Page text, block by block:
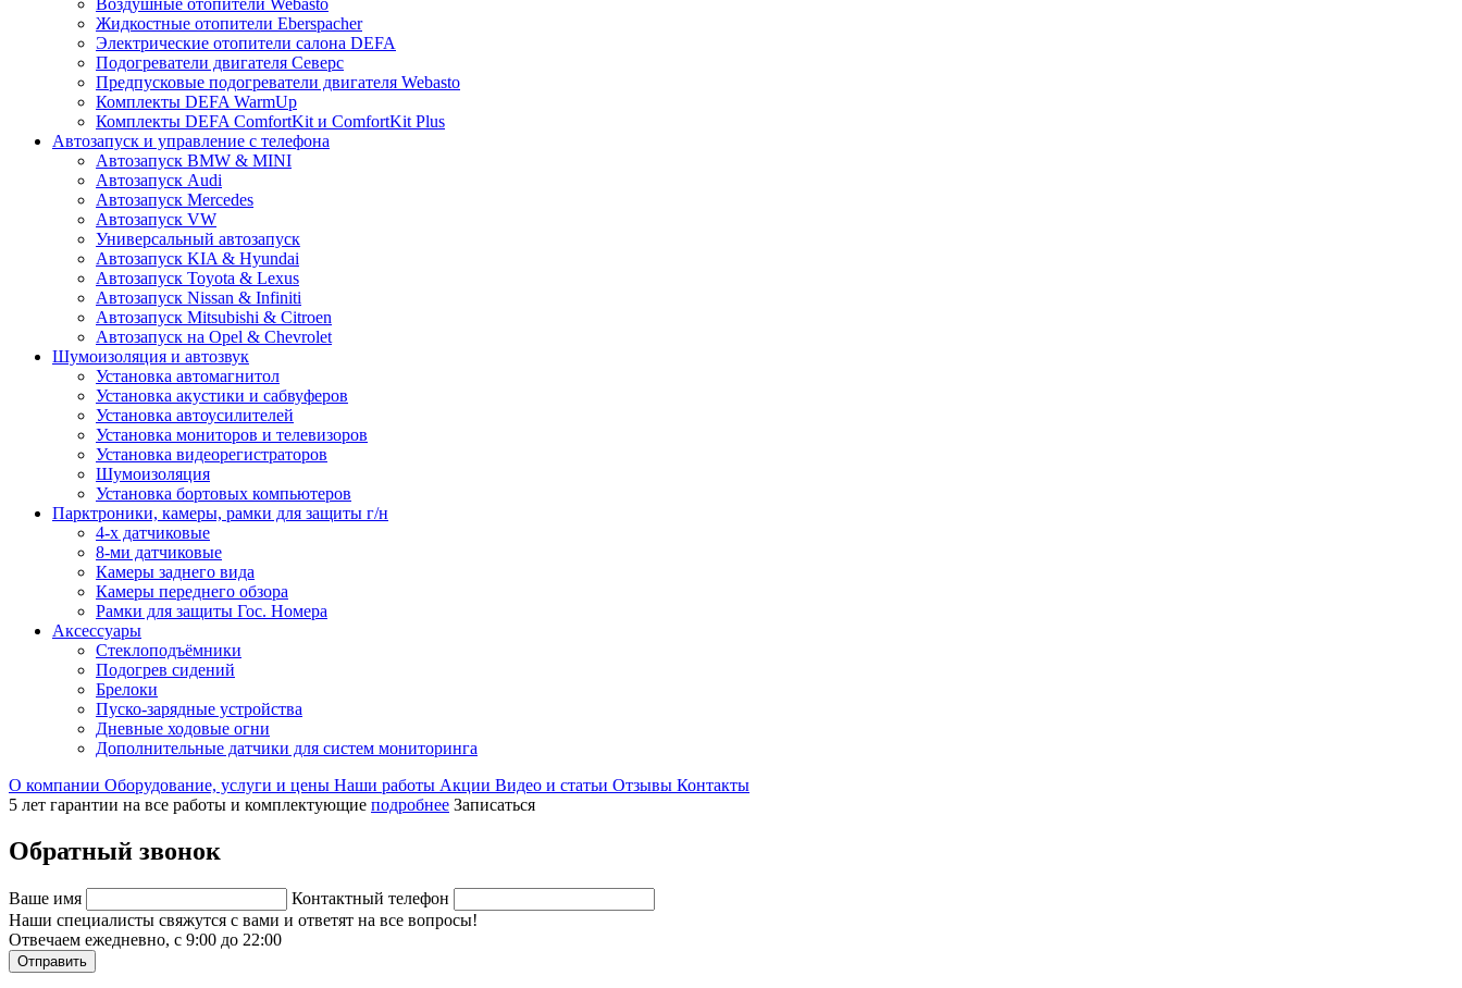
Воздушные отопители Webasto
Жидкостные отопители Eberspacher
Электрические отопители салона DEFA
Подогреватели двигателя Северс
Предпусковые подогреватели двигателя Webasto
Комплекты DEFA WarmUp
Комплекты DEFA ComfortKit и ComfortKit Plus
Автозапуск и управление с телефона
Автозапуск BMW & MINI
Автозапуск Audi
Автозапуск Mercedes
Автозапуск VW
Универсальный автозапуск
Автозапуск KIA & Hyundai
Автозапуск Toyota & Lexus
Автозапуск Nissan & Infiniti
Автозапуск Mitsubishi & Citroen
Автозапуск на Opel & Chevrolet
Шумоизоляция и автозвук
Установка автомагнитол
Установка акустики и сабвуферов
Установка автоусилителей
Установка мониторов и телевизоров
Установка видеорегистраторов
Шумоизоляция
Установка бортовых компьютеров
Парктроники, камеры, рамки для защиты г/н
4-х датчиковые
8-ми датчиковые
Камеры заднего вида
Камеры переднего обзора
Рамки для защиты Гос. Номера
Аксессуары
Стеклоподъёмники
Подогрев сидений
Брелоки
Пуско-зарядные устройства
Дневные ходовые огни
Дополнительные датчики для систем мониторинга
О компании Оборудование, услуги и цены Наши работы Акции Видео и статьи Отзывы Контакты
5 лет гарантии на все работы и комплектующие подробнее Записаться
Обратный звонок
Ваше имя
Контактный телефон
Наши специалисты свяжутся с вами и ответят на все вопросы!
Отвечаем ежедневно, с 9:00 до 22:00
Отправить